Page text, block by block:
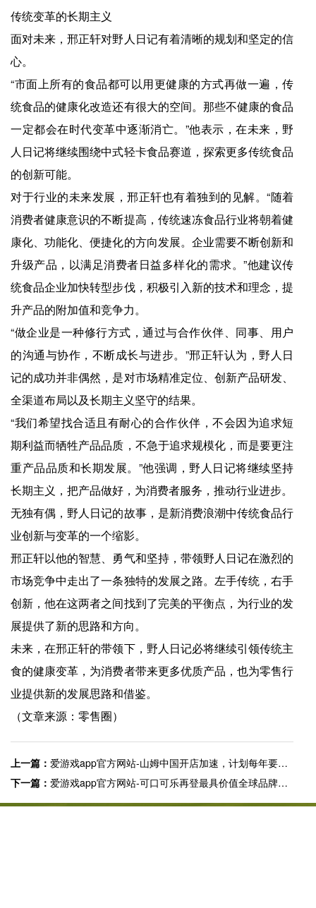
传统变革的长期主义
面对未来，邢正轩对野人日记有着清晰的规划和坚定的信
心。
“市面上所有的食品都可以用更健康的方式再做一遍，传
统食品的健康化改造还有很大的空间。那些不健康的食品
一定都会在时代变革中逐渐消亡。”他表示，在未来，野
人日记将继续围绕中式轻卡食品赛道，探索更多传统食品
的创新可能。
对于行业的未来发展，邢正轩也有着独到的见解。“随着
消费者健康意识的不断提高，传统速冻食品行业将朝着健
康化、功能化、便捷化的方向发展。企业需要不断创新和
升级产品，以满足消费者日益多样化的需求。”他建议传
统食品企业加快转型步伐，积极引入新的技术和理念，提
升产品的附加值和竞争力。
“做企业是一种修行方式，通过与合作伙伴、同事、用户
的沟通与协作，不断成长与进步。”邢正轩认为，野人日
记的成功并非偶然，是对市场精准定位、创新产品研发、
全渠道布局以及长期主义坚守的结果。
“我们希望找合适且有耐心的合作伙伴，不会因为追求短
期利益而牺牲产品品质，不急于追求规模化，而是要更注
重产品品质和长期发展。”他强调，野人日记将继续坚持
长期主义，把产品做好，为消费者服务，推动行业进步。
无独有偶，野人日记的故事，是新消费浪潮中传统食品行
业创新与变革的一个缩影。
邢正轩以他的智慧、勇气和坚持，带领野人日记在激烈的
市场竞争中走出了一条独特的发展之路。左手传统，右手
创新，他在这两者之间找到了完美的平衡点，为行业的发
展提供了新的思路和方向。
未来，在邢正轩的带领下，野人日记必将继续引领传统主
食的健康变革，为消费者带来更多优质产品，也为零售行
业提供新的发展思路和借鉴。
（文章来源：零售圈）
上一篇： 爱游戏app官方网站-山姆中国开店加速，计划每年要新增至8-10家
下一篇： 爱游戏app官方网站-可口可乐再登最具价值全球品牌榜，蝉联食品饮料品类第一